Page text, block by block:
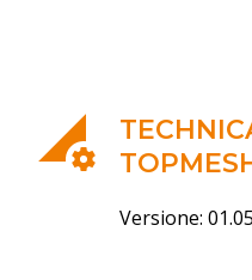
Versione: